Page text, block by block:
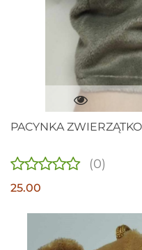
PACYNKA
(0)
25.00